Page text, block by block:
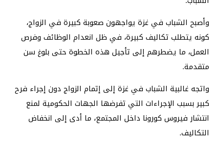
وأصبح الشباب في غزة يواجهون صعوبة كبيرة في الزواج،
كونه يتطلب تكاليف كبيرة، في ظل انعدام الوظائف وفرص
العمل، ما يضطرهم إلى تأجيل هذه الخطوة حتى بلوغ سن
متقدمة.
واتجه غالبية الشباب في غزة إلى إتمام الزواج دون إجراء فرح
كبير بسبب الإجراءات التي تفرضها الجهات الحكومية لمنع
انتشار فيروس كورونا داخل المجتمع، ما أدى إلى انخفاض
التكاليف.